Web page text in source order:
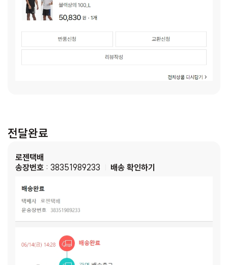
전달완료
로젠택배
송장번호 : 38351989233 배송 확인하기